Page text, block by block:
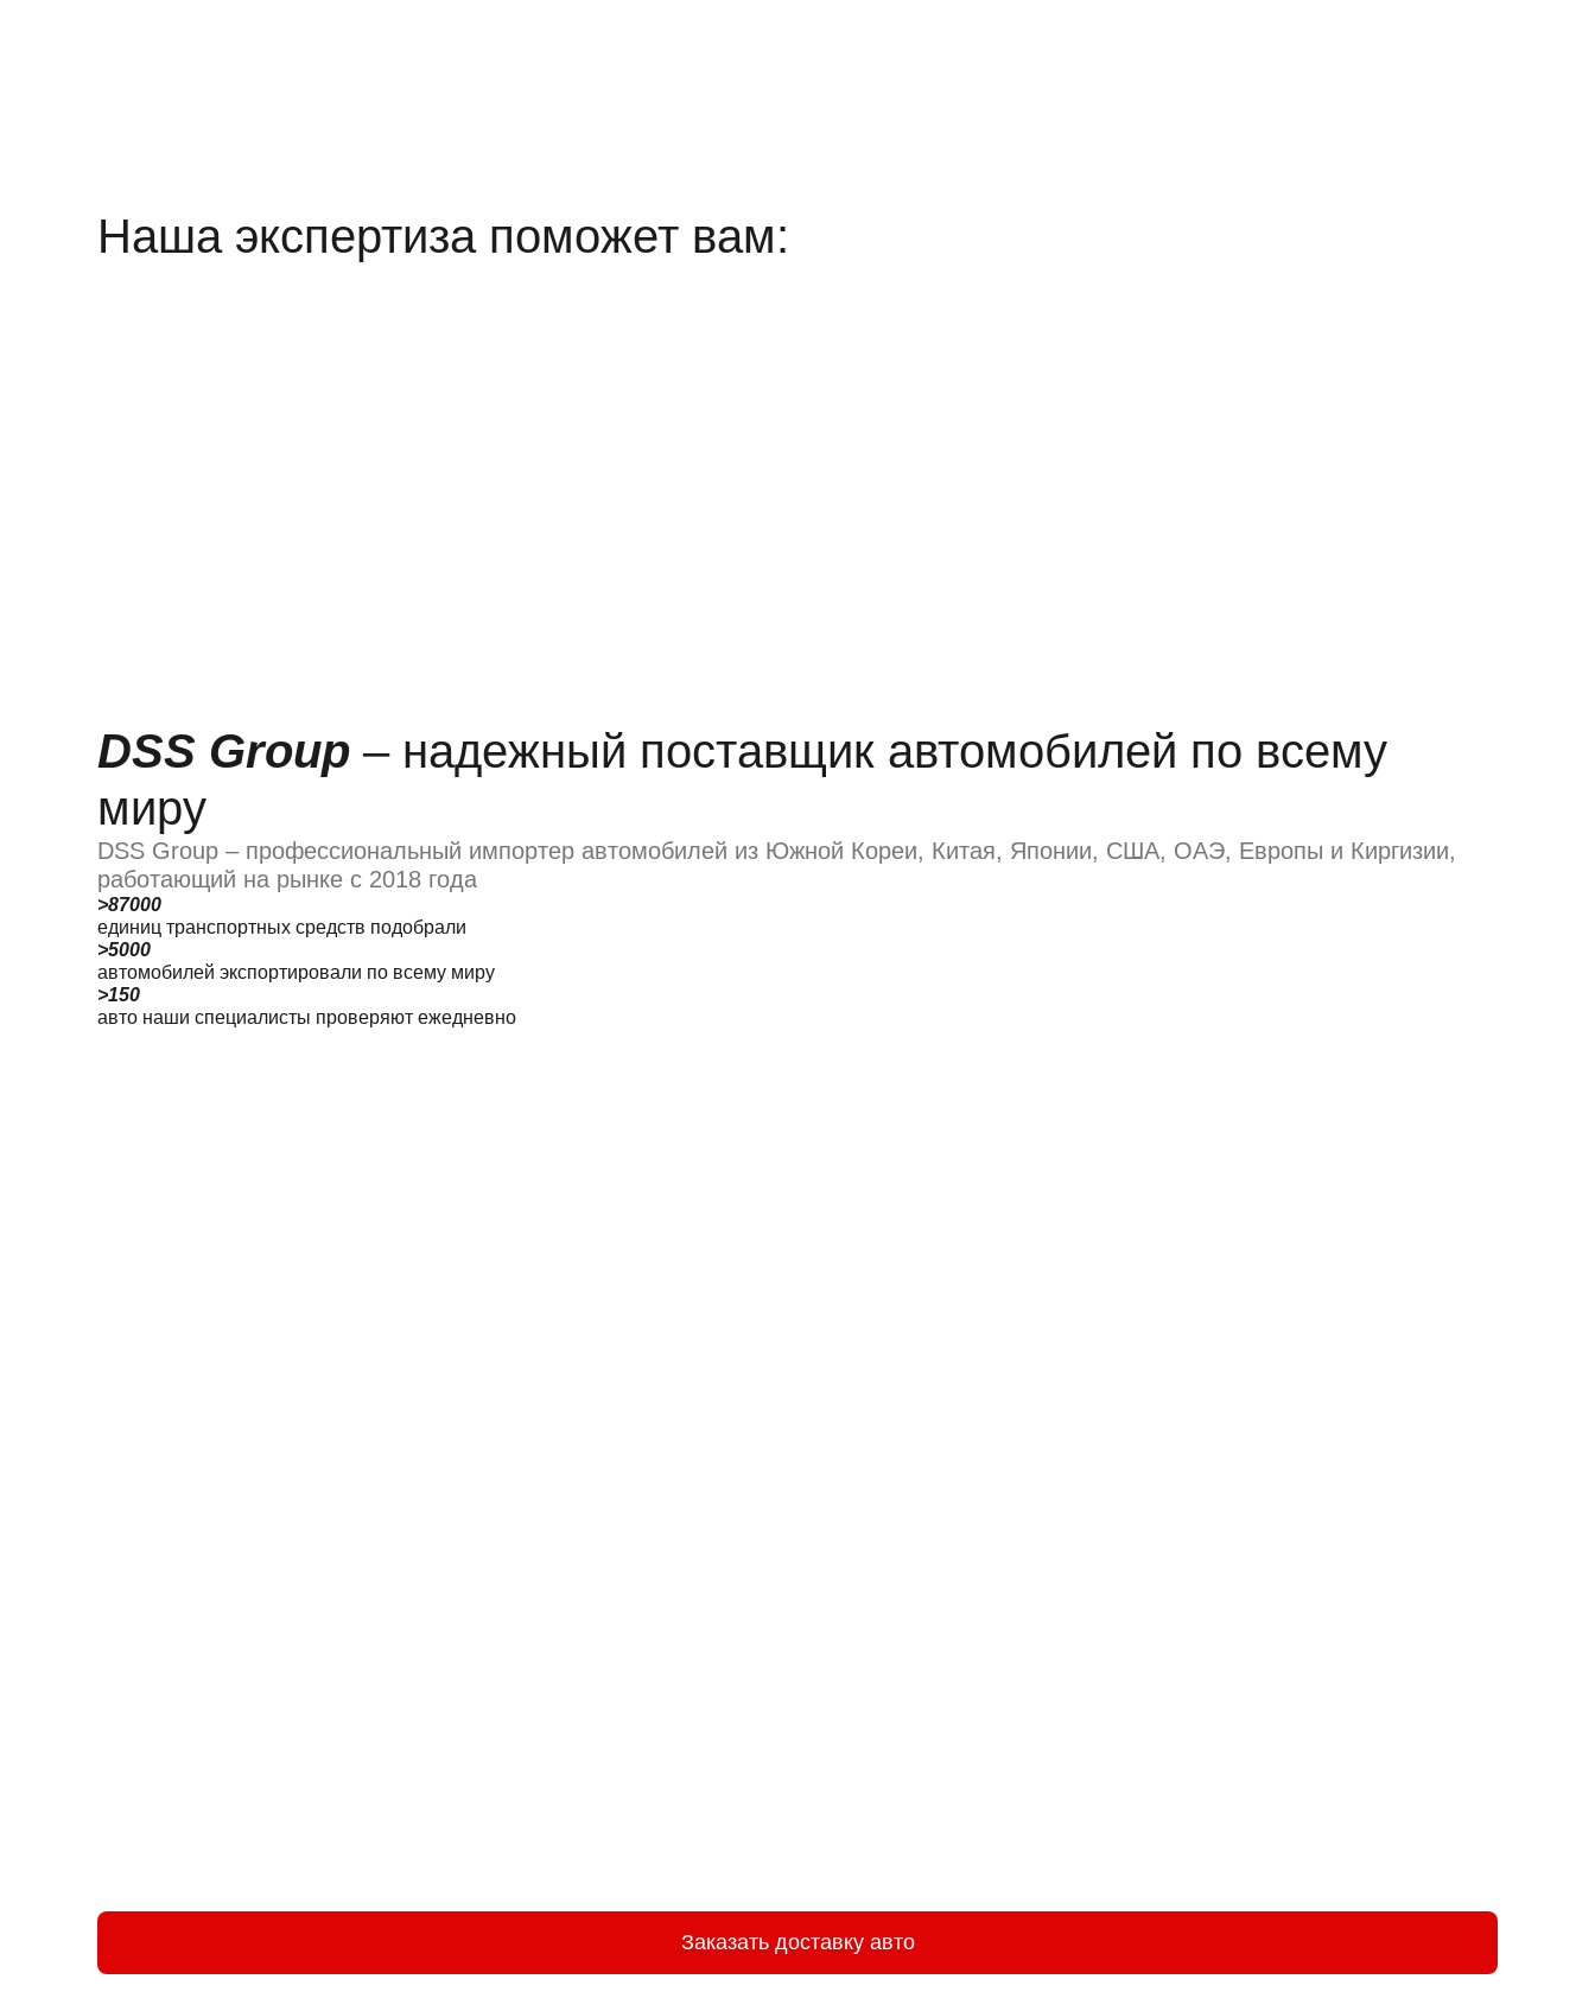
Наша экспертиза поможет вам:
DSS Group – надежный поставщик автомобилей по всему
миру
DSS Group – профессиональный импортер автомобилей из Южной Кореи, Китая, Японии, США, ОАЭ, Европы и Киргизии,
работающий на рынке с 2018 года
>87000
единиц транспортных средств подобрали
>5000
автомобилей экспортировали по всему миру
>150
авто наши специалисты проверяют ежедневно
Заказать доставку авто